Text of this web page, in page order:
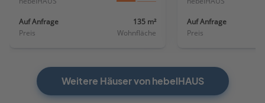
Auf Anfrage
Preis
135 m²
Wohnfläche
Auf Anfrage
Preis
Weitere Häuser von hebelHAUS